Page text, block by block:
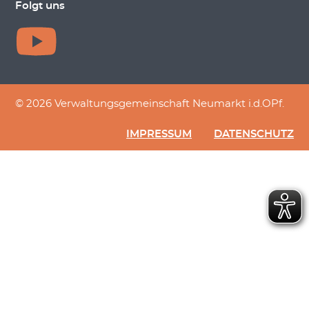
Folgt uns
© 2026 Verwaltungsgemeinschaft Neumarkt i.d.OPf.
IMPRESSUM DATENSCHUTZ